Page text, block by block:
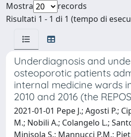
Mostra
records
Risultati 1 - 1 di 1 (tempo di
Underdiagnosis and
osteoporotic patients
internal medicine wards
2010 and 2016 (the
2021-01-01 Pepe J.; Agosti P.;
M.; Nobili A.; Colangelo L.;
Minisola S.; Mannucci P.M.;